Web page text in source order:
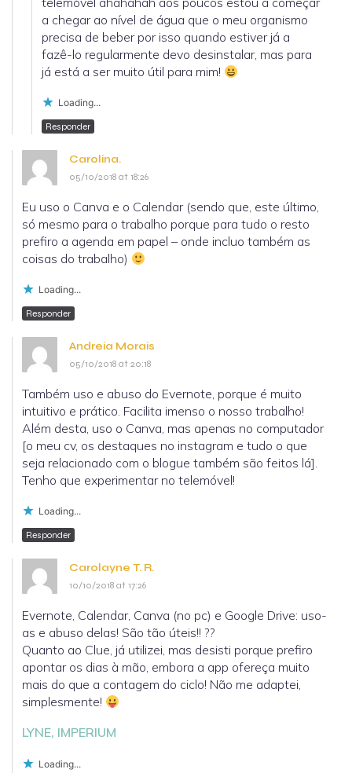
a chegar ao nível de água que o meu organismo
precisa de beber por isso quando estiver já a
fazê-lo regularmente devo desinstalar, mas para
já está a ser muito útil para mim!
Loading...
Responder
Carolina.
05/10/2018 at 18:26
Eu uso o Canva e o Calendar (sendo que, este último,
só mesmo para o trabalho porque para tudo o resto
prefiro a agenda em papel – onde incluo também as
coisas do trabalho)
Loading...
Responder
Andreia Morais
05/10/2018 at 20:18
Também uso e abuso do Evernote, porque é muito
intuitivo e prático. Facilita imenso o nosso trabalho!
Além desta, uso o Canva, mas apenas no computador
[o meu cv, os destaques no instagram e tudo o que
seja relacionado com o blogue também são feitos lá].
Tenho que experimentar no telemóvel!
Loading...
Responder
Carolayne T. R.
10/10/2018 at 17:26
Evernote, Calendar, Canva (no pc) e Google Drive: uso-
as e abuso delas! São tão úteis!! ??
Quanto ao Clue, já utilizei, mas desisti porque prefiro
apontar os dias à mão, embora a app ofereça muito
mais do que a contagem do ciclo! Não me adaptei,
simplesmente!
LYNE, IMPERIUM
Loading...